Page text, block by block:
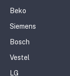
Beko
Siemens
Bosch
Vestel
LG